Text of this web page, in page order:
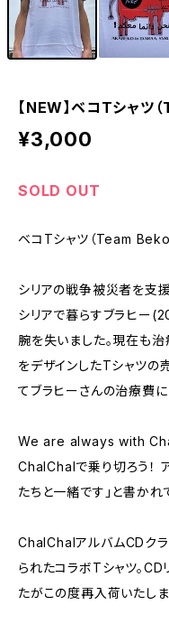
【NEW】ベコTシャツ
¥3,000
SOLD OUT
ベコTシャツ（Team Beko
シリアの戦争被災者を支
シリアで暮らすブラヒー
腕を失いました。現在も
をデザインしたTシャツ
てブラヒーさんの治療費に
We are always with
ChalChalで乗り切ろう！
たちと一緒です」と書かれ
ChalChalアルバムCDクラ
られたコラボTシャツ。
たがこの度再入荷いたしま